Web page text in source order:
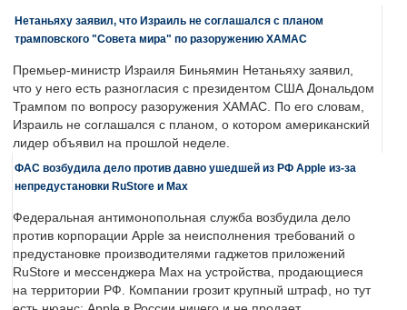
Нетаньяху заявил, что Израиль не соглашался с планом
трамповского "Совета мира" по разоружению ХАМАС
Премьер-министр Израиля Биньямин Нетаньяху заявил,
что у него есть разногласия с президентом США Дональдом
Трампом по вопросу разоружения ХАМАС. По его словам,
Израиль не соглашался с планом, о котором американский
лидер объявил на прошлой неделе.
ФАС возбудила дело против давно ушедшей из РФ Apple из-за
непредустановки RuStore и Max
Федеральная антимонопольная служба возбудила дело
против корпорации Apple за неисполнения требований о
предустановке производителями гаджетов приложений
RuStore и мессенджера Max на устройства, продающиеся
на территории РФ. Компании грозит крупный штраф, но тут